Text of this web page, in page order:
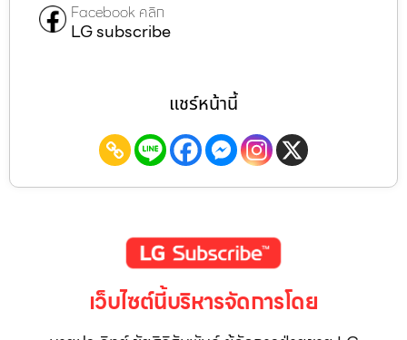
Facebook คลิก
LG subscribe
แชร์หน้านี้
เว็บไซต์นี้บริหารจัดการโดย